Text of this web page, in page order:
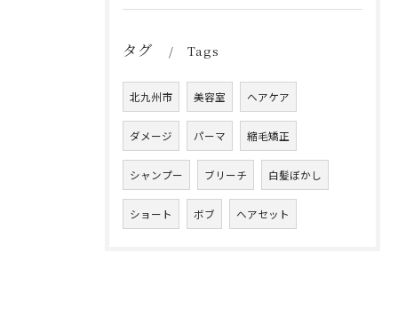
タグ Tags
北九州市 美容室 ヘアケア
ダメージ パーマ 縮毛矯正
シャンプー ブリーチ 白髪ぼかし
ショート ボブ ヘアセット